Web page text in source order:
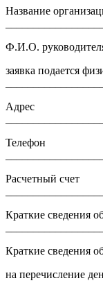
Название
Ф.И.О.
заявка подается
Адрес
Телефон
Расчетный счет
Краткие сведения
Краткие сведения
на перечисление